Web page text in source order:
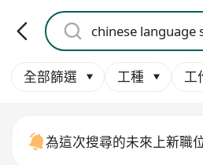
全部篩選 工種 工
為這次搜尋的未來上新職